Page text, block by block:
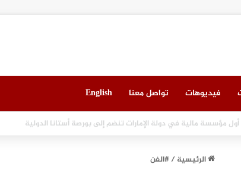
فيديوهات تواصل معنا English
العقاري الخامس في جدة مطلع سبتمبر المقبل
الرئيسية/ #الفن